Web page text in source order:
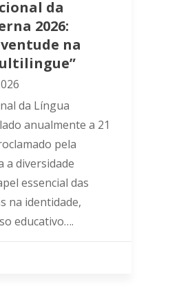
da
2026:
na
da Língua
anualmente a 21
pela
a diversidade
essencial das
na identidade,
educativo….